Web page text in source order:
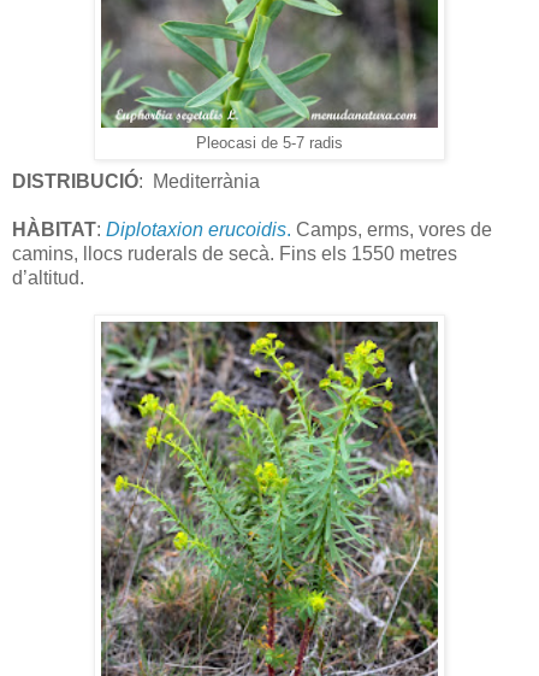
Pleocasi de 5-7 radis
DISTRIBUCIÓ: Mediterrània
HÀBITAT: Diplotaxion erucoidis. Camps, erms, vores de
camins, llocs ruderals de secà. Fins els 1550 metres
d’altitud.